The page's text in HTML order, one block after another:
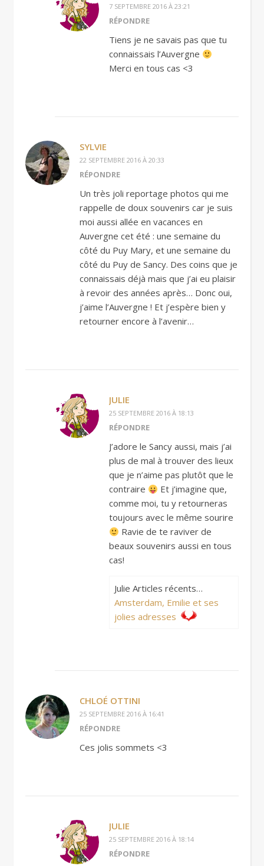
7 SEPTEMBRE 2016 À 23:21
RÉPONDRE
Tiens je ne savais pas que tu
connaissais l’Auvergne
Merci en tous cas <3
SYLVIE
22 SEPTEMBRE 2016 À 20:33
RÉPONDRE
Un très joli reportage photos qui me
rappelle de doux souvenirs car je suis
moi aussi allée en vacances en
Auvergne cet été : une semaine du
côté du Puy Mary, et une semaine du
côté du Puy de Sancy. Des coins que je
connaissais déjà mais que j’ai eu plaisir
à revoir des années après… Donc oui,
j’aime l’Auvergne ! Et j’espère bien y
retourner encore à l’avenir…
JULIE
25 SEPTEMBRE 2016 À 18:13
RÉPONDRE
J’adore le Sancy aussi, mais j’ai
plus de mal à trouver des lieux
que je n’aime pas plutôt que le
contraire
Et j’imagine que,
comme moi, tu y retourneras
toujours avec le même sourire
Ravie de te raviver de
beaux souvenirs aussi en tous
cas!
Julie Articles récents…
Amsterdam, Emilie et ses
jolies adresses
CHLOÉ OTTINI
25 SEPTEMBRE 2016 À 16:41
RÉPONDRE
Ces jolis sommets <3
JULIE
25 SEPTEMBRE 2016 À 18:14
RÉPONDRE